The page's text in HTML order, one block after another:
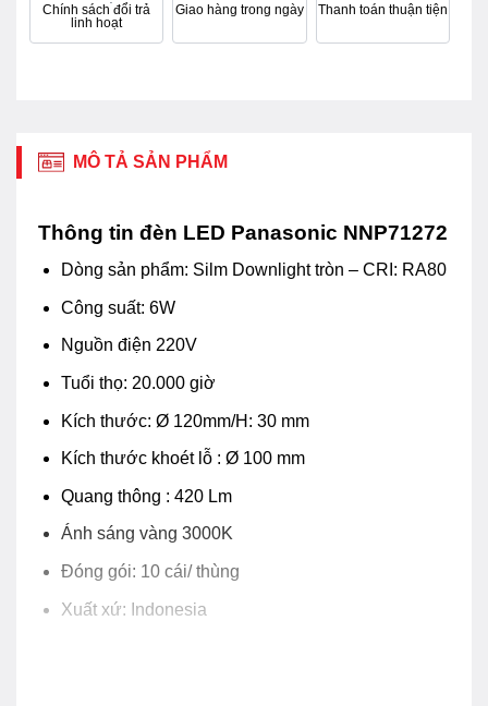
Chính sách đổi trả
linh hoạt
Giao hàng trong ngày Thanh toán thuận tiện
MÔ TẢ SẢN PHẨM
Thông tin đèn LED Panasonic NNP71272
Dòng sản phẩm: Silm Downlight tròn – CRI: RA80
Công suất: 6W
Nguồn điện 220V
Tuổi thọ: 20.000 giờ
Kích thước: Ø 120mm/H: 30 mm
Kích thước khoét lỗ : Ø 100 mm
Quang thông : 420 Lm
Ánh sáng vàng 3000K
Đóng gói: 10 cái/ thùng
Xuất xứ: Indonesia